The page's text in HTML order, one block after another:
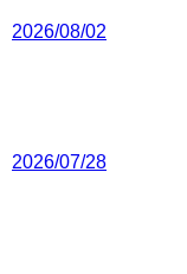
2026/08/02
2026/07/28